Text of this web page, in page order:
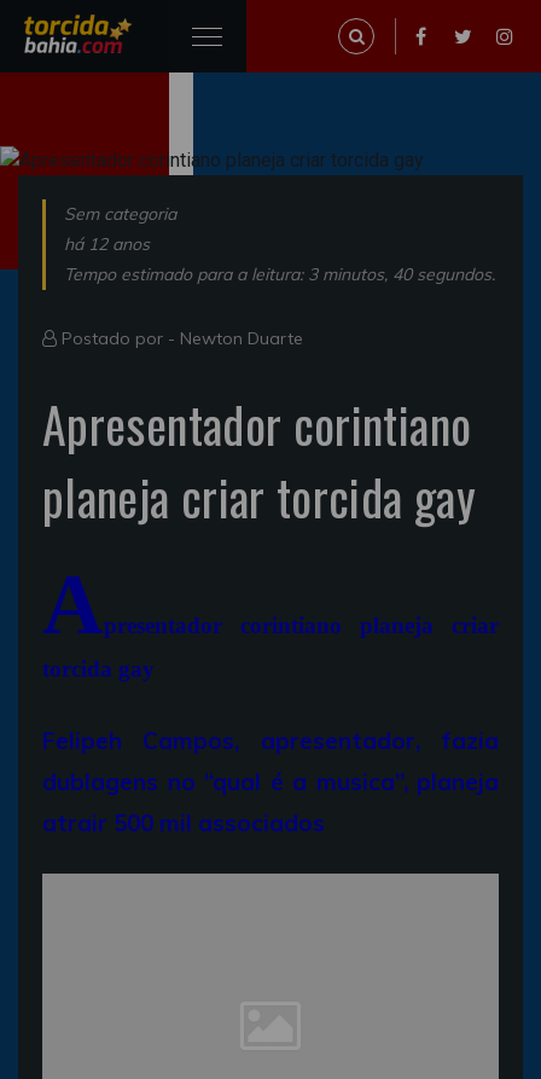
Sem categoria
há 12 anos
Tempo estimado para a leitura: 3 minutos, 40 segundos.
Postado por - Newton Duarte
Apresentador corintiano
planeja criar torcida gay
Apresentador corintiano planeja criar
torcida gay
Felipeh Campos, apresentador, fazia
dublagens no “qual é a musica”, planeja
atrair 500 mil associados